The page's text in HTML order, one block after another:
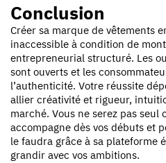
Conclusion
Créer sa marque de vêtements
inaccessible à condition de
entrepreneurial structuré. Les
sont ouverts et les
l’authenticité. Votre réussite
allier créativité et rigueur,
marché. Vous ne serez pas seul
accompagne dès vos débuts et
le faudra grâce à sa plateforme
grandir avec vos ambitions.